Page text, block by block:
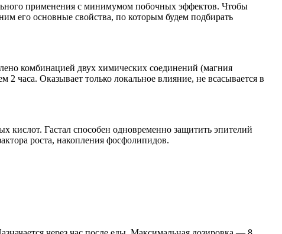
применения с минимумом побочных эффектов. Чтобы
его основные свойства, по которым будем подбирать
комбинацией двух химических соединений (магния
часа. Оказывает только локальное влияние, не всасывается в
кислот. Гастал способен одновременно защитить эпителий
роста, накопления фосфолипидов.